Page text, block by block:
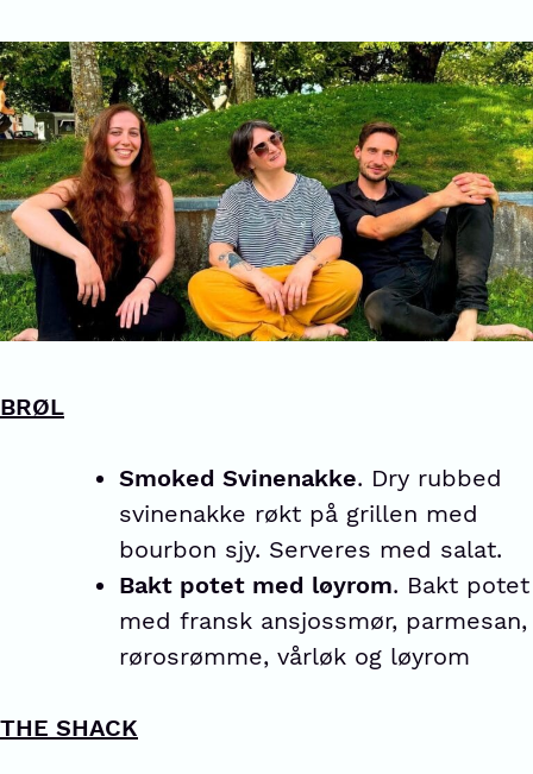
BRØL
Smoked Svinenakke. Dry rubbed
svinenakke røkt på grillen med
bourbon sjy. Serveres med salat.
Bakt potet med løyrom. Bakt potet
med fransk ansjossmør, parmesan,
rørosrømme, vårløk og løyrom
THE SHACK